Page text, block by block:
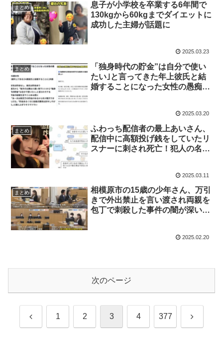
まとめ
息子が小学校を卒業する6年間で
130kgから60kgまでダイエットに
成功した主婦が話題に
2025.03.23
まとめ
「独身時代の貯金”は自分で使い
たい｣と言ってきた年上彼氏と結
婚することになった女性の愚痴が
2025.03.20
まとめ
ふわっち配信者の最上あいさん、
配信中に高額投げ銭をしていたリ
スナーに刺され死亡！犯人の名前
2025.03.11
まとめ
相模原市の15歳の少年さん、万引
きで外出禁止を言い渡され両親を
包丁で刺殺した事件の闇が深い、
2025.02.20
次のページ
前 1 2 3 4 377 次